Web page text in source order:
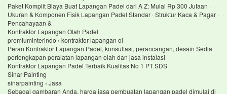
Paket Komplit Biaya Buat Lapangan Padel dari A Z: Mulai Rp 300 Jutaan ·
Ukuran & Komponen Fisik Lapangan Padel Standar · Struktur Kaca & Pagar ·
Pencahayaan &
Kontraktor Lapangan Olah Padel
premiuminterindo › kontraktor lapangan ol
Peran Kontraktor Lapangan Padel, konsultasi, perancangan, desain Sedia
perlengkapan peralatan lapangan olah dan jasa instalasi
Kontraktor Lapangan Padel Terbaik Kualitas No 1 PT SDS
Sinar Painting
sinarpainting › Jasa
Sebagai gambaran Anda, harga jasa pembuatan lapangan padel dimulai di